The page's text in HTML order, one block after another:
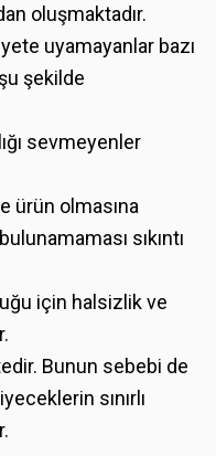
oluşmaktadır.
uyamayanlar bazı
şekilde
sevmeyenler
ürün olmasına
sıkıntı
için halsizlik ve
Bunun sebebi de
sınırlı